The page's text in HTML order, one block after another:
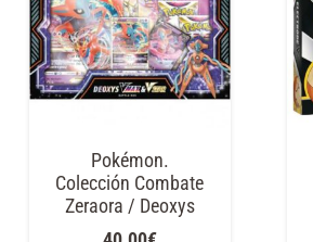
Pokémon.
Colección Combate
Zeraora / Deoxys